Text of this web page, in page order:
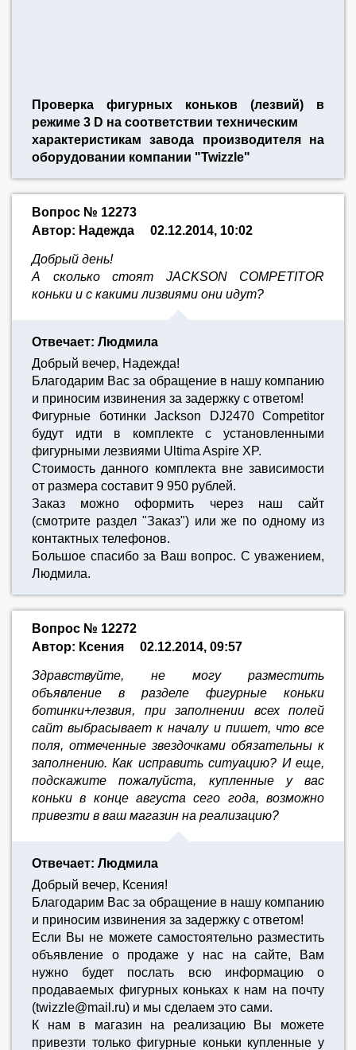
Проверка фигурных коньков (лезвий) в
режиме 3 D на соответствии техническим
характеристикам завода производителя на
оборудовании компании "Twizzle"
Вопрос № 12273
Автор: Надежда
02.12.2014, 10:02
Добрый день!
А сколько стоят JACKSON COMPETITOR
коньки и с какими лизвиями они идут?
Отвечает: Людмила
Добрый вечер, Надежда!
Благодарим Вас за обращение в нашу компанию
и приносим извинения за задержку с ответом!
Фигурные ботинки Jackson DJ2470 Competitor
будут идти в комплекте с установленными
фигурными лезвиями Ultima Aspire XP.
Стоимость данного комплекта вне зависимости
от размера составит 9 950 рублей.
Заказ можно оформить через наш сайт
(смотрите раздел "Заказ") или же по одному из
контактных телефонов.
Большое спасибо за Ваш вопрос. С уважением,
Людмила.
Вопрос № 12272
Автор: Ксения
02.12.2014, 09:57
Здравствуйте, не могу разместить
объявление в разделе фигурные коньки
ботинки+лезвия, при заполнении всех полей
сайт выбрасывает к началу и пишет, что все
поля, отмеченные звездочками обязательны к
заполнению. Как исправить ситуацию? И еще,
подскажите пожалуйста, купленные у вас
коньки в конце августа сего года, возможно
привезти в ваш магазин на реализацию?
Отвечает: Людмила
Добрый вечер, Ксения!
Благодарим Вас за обращение в нашу компанию
и приносим извинения за задержку с ответом!
Если Вы не можете самостоятельно разместить
объявление о продаже у нас на сайте, Вам
нужно будет послать всю информацию о
продаваемых фигурных коньках к нам на почту
(twizzle@mail.ru) и мы сделаем это сами.
К нам в магазин на реализацию Вы можете
привезти только фигурные коньки купленные у